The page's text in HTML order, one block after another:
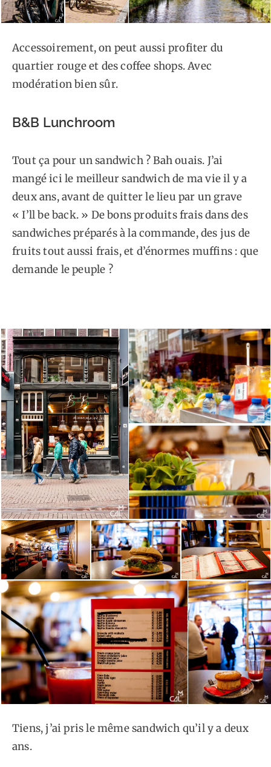
Accessoirement, on peut aussi profiter du
quartier rouge et des coffee shops. Avec
modération bien sûr.
B&B Lunchroom
Tout ça pour un sandwich ? Bah ouais. J’ai
mangé ici le meilleur sandwich de ma vie il y a
deux ans, avant de quitter le lieu par un grave
« I’ll be back. » De bons produits frais dans des
sandwiches préparés à la commande, des jus de
fruits tout aussi frais, et d’énormes muffins : que
demande le peuple ?
Tiens, j’ai pris le même sandwich qu’il y a deux
ans.